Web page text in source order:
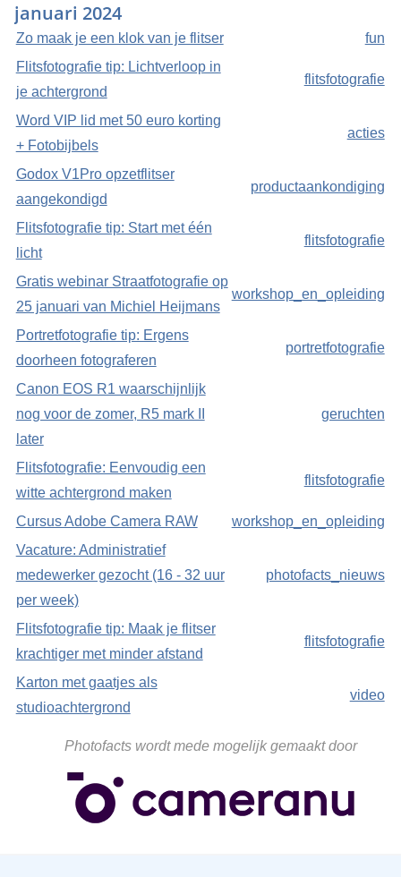
januari 2024
Zo maak je een klok van je flitser
fun
Flitsfotografie tip: Lichtverloop in
je achtergrond
flitsfotografie
Word VIP lid met 50 euro korting
+ Fotobijbels
acties
Godox V1Pro opzetflitser
aangekondigd
productaankondiging
Flitsfotografie tip: Start met één
licht
flitsfotografie
Gratis webinar Straatfotografie op
25 januari van Michiel Heijmans
workshop_en_opleiding
Portretfotografie tip: Ergens
doorheen fotograferen
portretfotografie
Canon EOS R1 waarschijnlijk
nog voor de zomer, R5 mark II
later
geruchten
Flitsfotografie: Eenvoudig een
witte achtergrond maken
flitsfotografie
Cursus Adobe Camera RAW
workshop_en_opleiding
Vacature: Administratief
medewerker gezocht (16 - 32 uur
per week)
photofacts_nieuws
Flitsfotografie tip: Maak je flitser
krachtiger met minder afstand
flitsfotografie
Karton met gaatjes als
studioachtergrond
video
Photofacts wordt mede mogelijk gemaakt door